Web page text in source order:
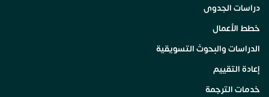
دراسات الجدوى
خطط الأعمال
الدراسات والبحوث التسويقية
إعادة التقييم
خدمات الترجمة